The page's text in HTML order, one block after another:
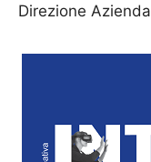
Direzione